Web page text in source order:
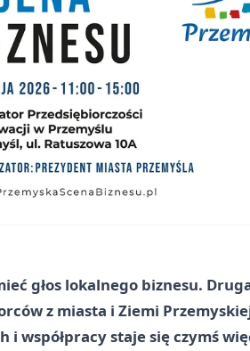
głos lokalnego biznesu.
z miasta i Ziemi
i współpracy staje się czymś